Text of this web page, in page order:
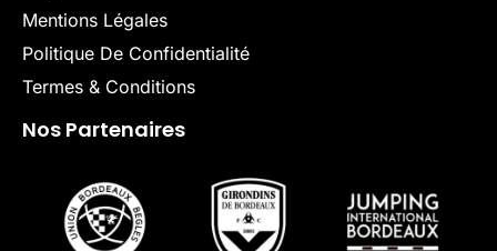
Mentions Légales
Politique De Confidentialité
Termes & Conditions
Nos Partenaires